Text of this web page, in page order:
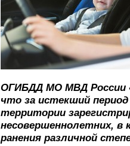
ОГИБДД МО МВД России
что за истекший
территории
несовершеннолетних, в
ранения различной